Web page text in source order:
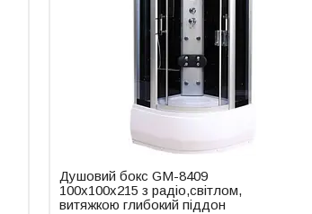
Душовий бокс GM-8409
100x100x215 з радіо,світлом,
витяжкою глибокий піддон